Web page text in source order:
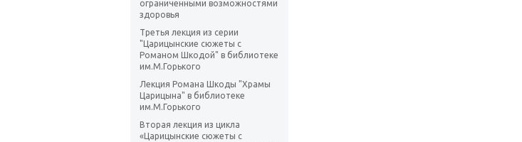
ограниченными возможностями
здоровья
Третья лекция из серии
"Царицынские сюжеты с
Романом Шкодой" в библиотеке
им.М.Горького
Лекция Романа Шкоды "Храмы
Царицына" в библиотеке
им.М.Горького
Вторая лекция из цикла
«Царицынские сюжеты с